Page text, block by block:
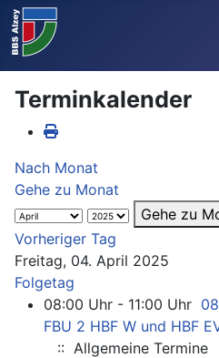
Terminkalender
Nach Monat
Gehe zu Monat
Gehe zu
Vorheriger Tag
Freitag, 04. April 2025
Folgetag
08:00 Uhr - 11:00 Uhr
FBU 2 HBF W und HBF
:: Allgemeine Termine